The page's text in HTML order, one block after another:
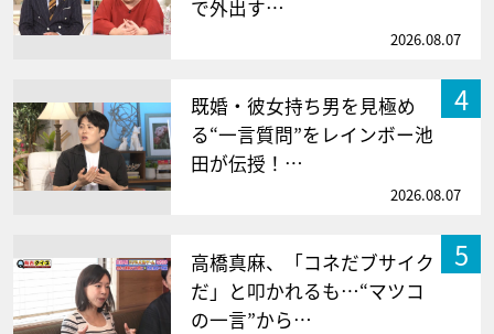
で外出す…
2026.08.07
4
既婚・彼女持ち男を見極め
る“一言質問”をレインボー池
田が伝授！…
2026.08.07
5
高橋真麻、「コネだブサイク
だ」と叩かれるも…“マツコ
の一言”から…